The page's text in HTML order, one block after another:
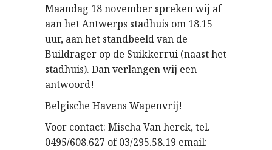
Maandag 18 november spreken wij af
aan het Antwerps stadhuis om 18.15
uur, aan het standbeeld van de
Buildrager op de Suikkerrui (naast het
stadhuis). Dan verlangen wij een
antwoord!
Belgische Havens Wapenvrij!
Voor contact: Mischa Van herck, tel.
0495/608.627 of 03/295.58.19 email: